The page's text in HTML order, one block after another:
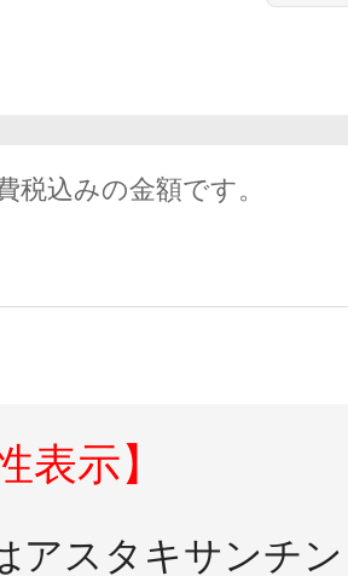
税込みの金額です。
表示】
アスタキサンチ